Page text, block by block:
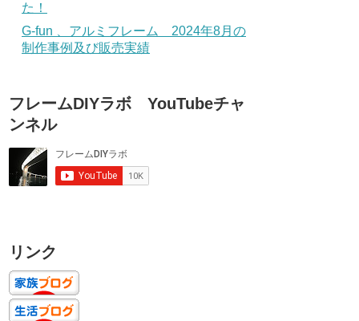
た！
G-fun 、アルミフレーム 2024年8月の
制作事例及び販売実績
フレームDIYラボ YouTubeチャ
ンネル
リンク